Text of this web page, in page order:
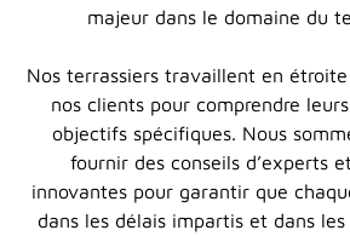
majeur dans le domaine du
Nos terrassiers travaillent en
nos clients pour comprendre
objectifs spécifiques. Nous
fournir des conseils d’experts
innovantes pour garantir que
dans les délais impartis et dans